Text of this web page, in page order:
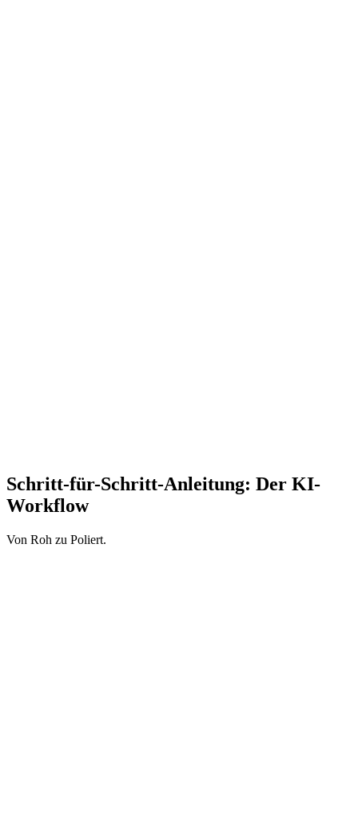
Schritt-für-Schritt-Anleitung: Der KI-
Workflow
Von Roh zu Poliert.